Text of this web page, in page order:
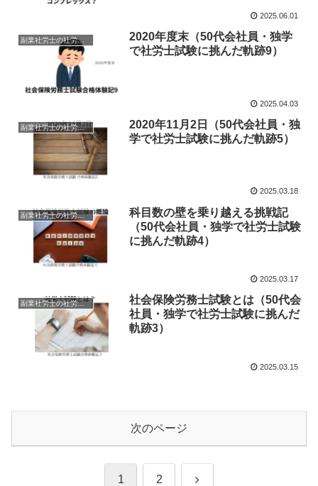
2025.06.01
副業社労士の社労士試験合格体験記
2020年度末（50代会社員・独学
で社労士試験に挑んだ軌跡9）
2025.04.03
副業社労士の社労士試験合格体験記
2020年11月2日（50代会社員・独
学で社労士試験に挑んだ軌跡5）
2025.03.18
副業社労士の社労士試験合格体験記
科目数の壁を乗り越える挑戦記
（50代会社員・独学で社労士試験
に挑んだ軌跡4）
2025.03.17
副業社労士の社労士試験合格体験記
社会保険労務士試験とは（50代会
社員・独学で社労士試験に挑んだ
軌跡3）
2025.03.15
次のページ
1 2 次